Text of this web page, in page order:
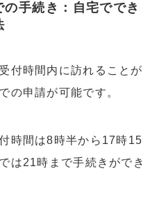
手続き：自宅ででき
付時間内に訪れることが
の申請が可能です。
時間は8時半から17時15
は21時まで手続きができ